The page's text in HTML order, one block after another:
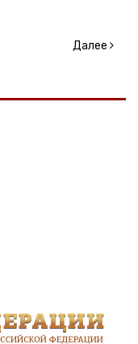
Далее